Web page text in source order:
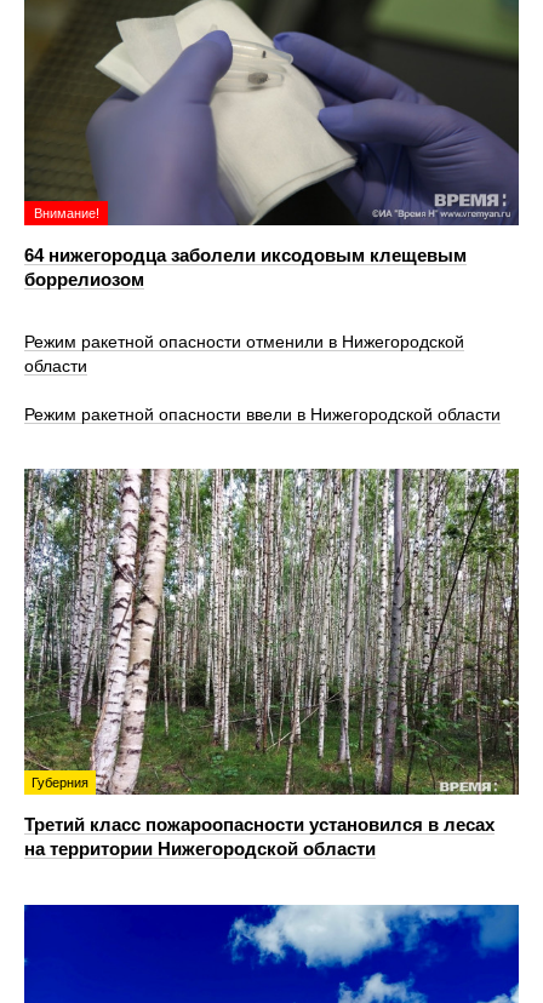
Внимание!
64 нижегородца заболели иксодовым клещевым
боррелиозом
Режим ракетной опасности отменили в Нижегородской
области
Режим ракетной опасности ввели в Нижегородской области
Губерния
Третий класс пожароопасности установился в лесах
на территории Нижегородской области